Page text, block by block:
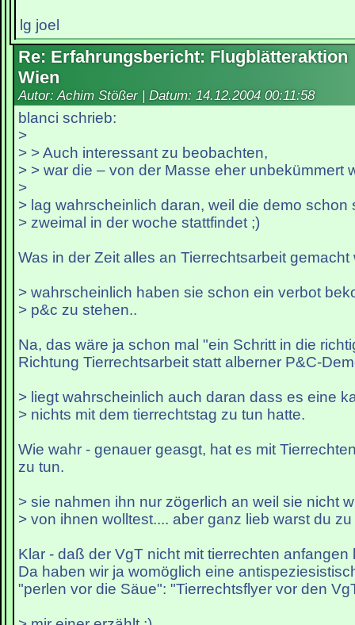
lg joel
Re: Erfahrungsbericht: Flugblätteraktion
Wien
Autor: Achim Stößer | Datum: 14.12.2004 00:11:58
blanci schrieb:
>
> > Auch interessant zu beobachten,
> > war die – von der Masse eher unbekümmert
>
> lag wahrscheinlich daran, weil die demo schon
> zweimal in der woche stattfindet ;)
Was in der Zeit alles an Tierrechtsarbeit
> wahrscheinlich haben sie schon ein verbot
> p&c zu stehen..
Na, das wäre ja schon mal "ein Schritt in die
Richtung Tierrechtsarbeit statt alberner P&C-
> liegt wahrscheinlich auch daran dass es eine
> nichts mit dem tierrechtstag zu tun hatte.
Wie wahr - genauer geasgt, hat es mit
zu tun.
> sie nahmen ihn nur zögerlich an weil sie nicht
> von ihnen wolltest.... aber ganz lieb warst du
Klar - daß der VgT nicht mit tierrechten anfangen
Da haben wir ja womöglich eine
"perlen vor die Säue": "Tierrechtsflyer vor den